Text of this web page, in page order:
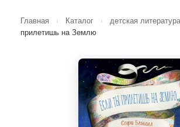
Главная › Каталог › детская литература
прилетишь на Землю